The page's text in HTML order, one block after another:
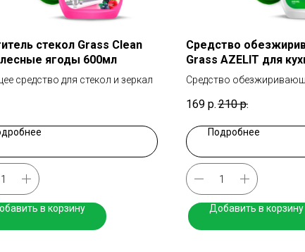
стекол Grass Clean
ягоды 600мл
средство для стекол и зеркал
в корзину
Средство
Grass AZELIT для
Средство
169 р. 210 р.
Подробнее
Добавить в корзину